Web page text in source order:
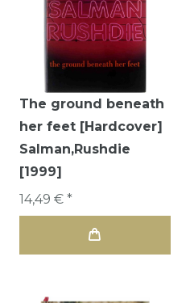
The ground beneath
her feet [Hardcover]
Salman,Rushdie
[1999]
14,49 € *